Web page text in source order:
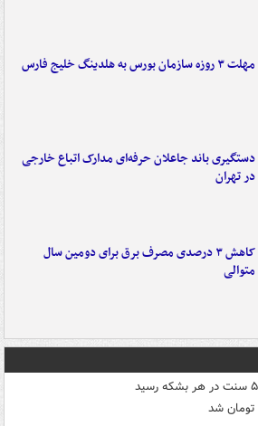
مهلت ۳ روزه سازمان بورس به هلدینگ خلیج فارس
دستگیری باند جاعلان حرفه‌ای مدارک اتباع خارجی
در تهران
کاهش ۳ درصدی مصرف برق برای دومین سال
متوالی